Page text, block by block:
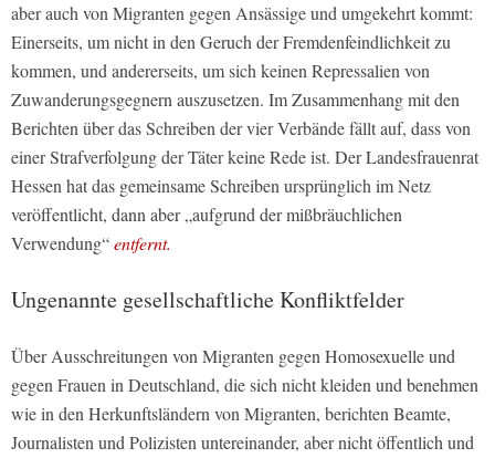
aber auch von Migranten gegen Ansässige und umgekehrt kommt:
Einerseits, um nicht in den Geruch der Fremdenfeindlichkeit zu
kommen, und andererseits, um sich keinen Repressalien von
Zuwanderungsgegnern auszusetzen. Im Zusammenhang mit den
Berichten über das Schreiben der vier Verbände fällt auf, dass von
einer Strafverfolgung der Täter keine Rede ist. Der Landesfrauenrat
Hessen hat das gemeinsame Schreiben ursprünglich im Netz
veröffentlicht, dann aber „aufgrund der mißbräuchlichen
Verwendung“entfernt.
Ungenannte gesellschaftliche Konfliktfelder
Über Ausschreitungen von Migranten gegen Homosexuelle und
gegen Frauen in Deutschland, die sich nicht kleiden und benehmen
wie in den Herkunftsländern von Migranten, berichten Beamte,
Journalisten und Polizisten untereinander, aber nicht öffentlich und